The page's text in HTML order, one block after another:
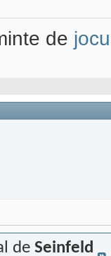
de
de Seinfeld